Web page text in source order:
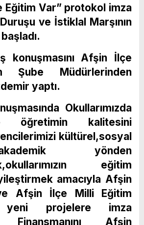
Eğitim Var” protokol imza
ve İstiklal Marşının
konuşmasını Afşin İlçe
Şube Müdürlerinden
yaptı.
Okullarımızda
öğretimin kalitesini
kültürel,sosyal
yönden
eğitim
amacıyla Afşin
Afşin İlçe Milli Eğitim
yeni projelere imza
Finansmanını Afşin